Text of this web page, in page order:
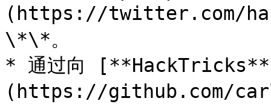
(https://twitter.com/
\*\*。
* 通过向
(https://github.com/